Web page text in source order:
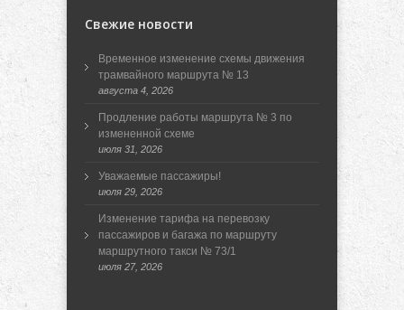
Свежие новости
Временное изменение схемы движения
трамвайного маршрута № 13
августа 4, 2026
Продление работы маршрута № 3 по
измененной схеме
июля 31, 2026
Уважаемые пассажиры!
июля 29, 2026
Изменение тарифа на перевозку
пассажиров и багажа по маршруту
маршрутного такси № 73/1
июля 27, 2026